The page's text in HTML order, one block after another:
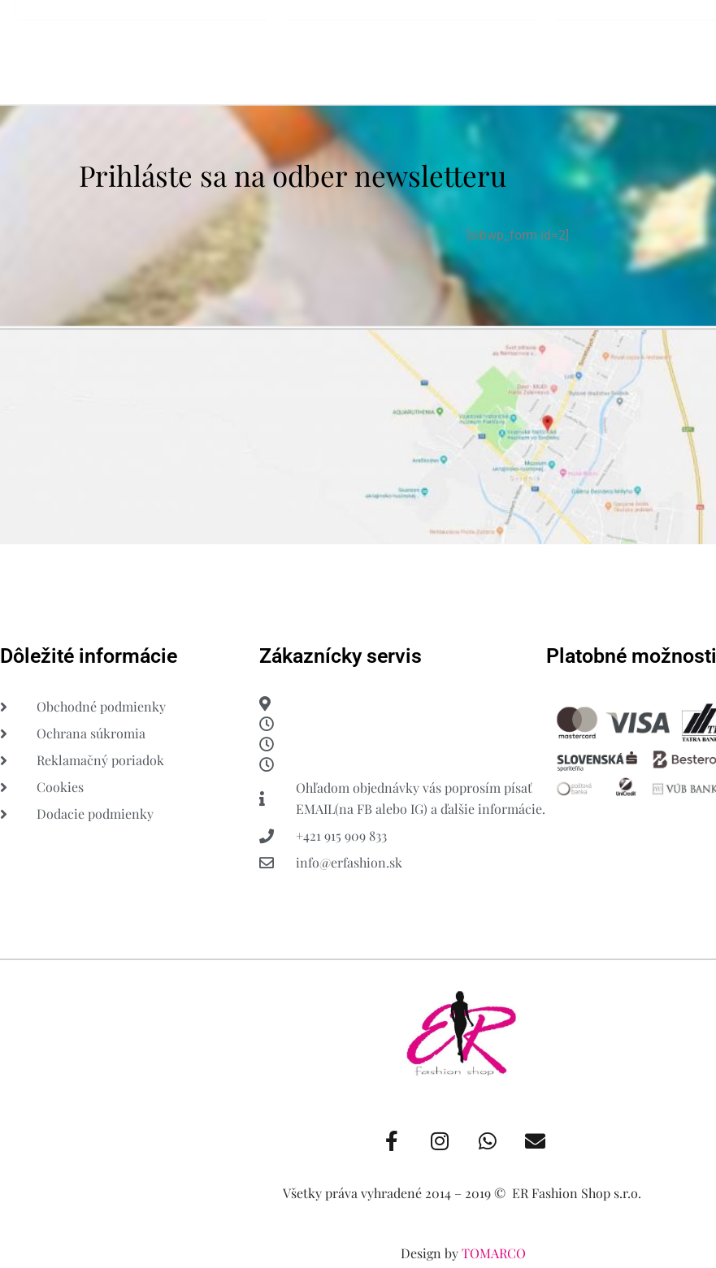
Prihláste sa na odber newsletteru
[sibwp_form id=2]
Dôležité informácie
Obchodné podmienky
Ochrana súkromia
Reklamačný poriadok
Cookies
Dodacie podmienky
Zákaznícky servis
Ohľadom objednávky vás poprosím písať
EMAIL(na FB alebo IG) a ďalšie informácie.
+421 915 909 833
info@erfashion.sk
Platobné možnosti
F
a
e
b
n
t
a
r
h
t
s
p
n
e
l
Všetky práva vyhradené 2014 – 2019 ©️ ER Fashion Shop s.r.o.
Design byTOMARCO